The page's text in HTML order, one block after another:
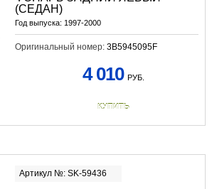
(СЕДАН)
Год выпуска: 1997-2000
Оригинальный номер: 3B5945095F
4 010 РУБ.
КУПИТЬ
Артикул №: SK-59436